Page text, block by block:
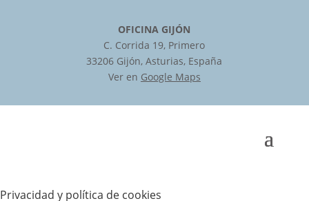
OFICINA GIJÓN
C. Corrida 19, Primero
33206 Gijón, Asturias, España
Ver en Google Maps
Privacidad y política de cookies